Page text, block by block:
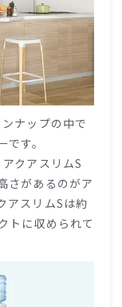
ナップの中で
す。
クアスリムS
さがあるのがア
アスリムSは約
トに収められて